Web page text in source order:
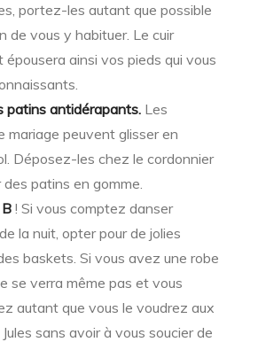
portez-les autant que possible
de vous y habituer. Le cuir
épousera ainsi vos pieds qui vous
patins antidérapants. Les
mariage peuvent glisser en
Déposez-les chez le cordonnier
patins en gomme.
! Si vous comptez danser
la nuit, opter pour de jolies
baskets. Si vous avez une robe
se verra même pas et vous
autant que vous le voudrez aux
sans avoir à vous soucier de